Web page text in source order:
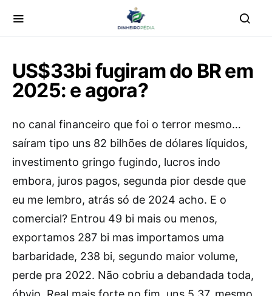
US$33bi fugiram do BR em
2025: e agora?
no canal financeiro que foi o terror mesmo…
saíram tipo uns 82 bilhões de dólares líquidos,
investimento gringo fugindo, lucros indo
embora, juros pagos, segunda pior desde que
eu me lembro, atrás só de 2024 acho. E o
comercial? Entrou 49 bi mais ou menos,
exportamos 287 bi mas importamos uma
barbaridade, 238 bi, segundo maior volume,
perde pra 2022. Não cobriu a debandada toda,